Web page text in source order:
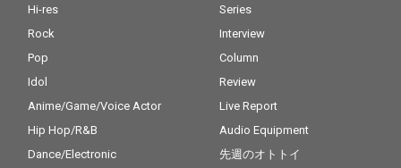
Hi-res
Rock
Pop
Idol
Anime/Game/Voice Actor
Hip Hop/R&B
Dance/Electronic
Series
Interview
Column
Review
Live Report
Audio Equipment
先週のオトトイ